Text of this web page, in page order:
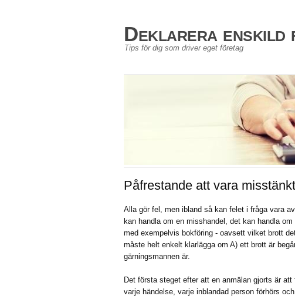
Deklarera enskild
Tips för dig som driver eget företag
Påfrestande att vara
Alla gör fel, men ibland så kan felet i fråga vara
kan handla om en misshandel, det kan handla
med exempelvis bokföring - oavsett vilket brott
måste helt enkelt klarlägga om A) ett brott är
gärningsmannen är.
Det första steget efter att en anmälan gjorts är
varje händelse, varje inblandad person förhörs